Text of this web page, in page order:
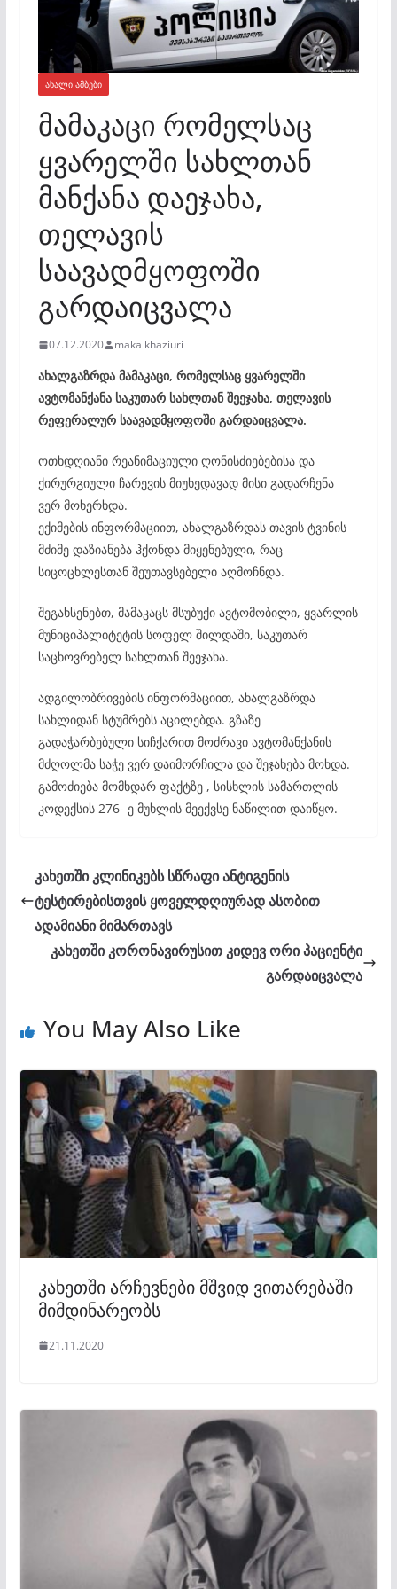
ᲐᲮᲐᲚᲘ ᲐᲛᲑᲔᲑᲘ
მამაკაცი რომელსაც
ყვარელში სახლთან
მანქანა დაეჯახა,
თელავის
საავადმყოფოში
გარდაიცვალა
07.12.2020 maka khaziuri
ახალგაზრდა მამაკაცი, რომელსაც ყვარელში
ავტომანქანა საკუთარ სახლთან შეეჯახა, თელავის
რეფერალურ საავადმყოფოში გარდაიცვალა.
ოთხდღიანი რეანიმაციული ღონისძიებებისა და
ქირურგიული ჩარევის მიუხედავად მისი გადარჩენა
ვერ მოხერხდა.
ექიმების ინფორმაციით, ახალგაზრდას თავის ტვინის
მძიმე დაზიანება ჰქონდა მიყენებული, რაც
სიცოცხლესთან შეუთავსებელი აღმოჩნდა.
შეგახსენებთ, მამაკაცს მსუბუქი ავტომობილი, ყვარლის
მუნიციპალიტეტის სოფელ შილდაში, საკუთარ
საცხოვრებელ სახლთან შეეჯახა.
ადგილობრივების ინფორმაციით, ახალგაზრდა
სახლიდან სტუმრებს აცილებდა. გზაზე
გადაჭარბებული სიჩქარით მოძრავი ავტომანქანის
მძღოლმა საჭე ვერ დაიმორჩილა და შეჯახება მოხდა.
გამოძიება მომხდარ ფაქტზე , სისხლის სამართლის
კოდექსის 276- ე მუხლის მეექვსე ნაწილით დაიწყო.
კახეთში კლინიკებს სწრაფი ანტიგენის
ტესტირებისთვის ყოველდღიურად ასობით
ადამიანი მიმართავს
კახეთში კორონავირუსით კიდევ ორი პაციენტი
გარდაიცვალა
You May Also Like
კახეთში არჩევნები მშვიდ ვითარებაში
მიმდინარეობს
21.11.2020